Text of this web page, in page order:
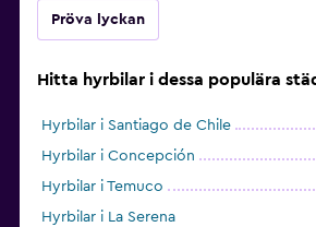
Pröva lyckan
Hitta hyrbilar i dessa populära
Hyrbilar i Santiago de Chile
Hyrbilar i Concepción
Hyrbilar i Temuco
Hyrbilar i La Serena